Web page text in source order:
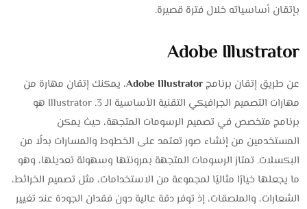
بإتقان أساسياته خلال فترة قصيرة.
Adobe Illustrator
عن طريق إتقان برنامجAdobe Illustrator، يمكنك إتقان مهارة من
مهارات التصميم الجرافيكي التقنية الأساسية الـ 3. Illustrator هو
برنامج متخصص في تصميم الرسومات المتجهة، حيث يمكن
المستخدمين من إنشاء صور تعتمد على الخطوط والمسارات بدلًا من
البكسلات. تمتاز الرسومات المتجهة بمرونتها وسهولة تعديلها، وهو
ما يجعلها خيارًا مثاليًا لمجموعة من الاستخدامات، مثل تصميم الخرائط،
الشعارات، والملصقات، إذ توفر دقة عالية دون فقدان الجودة عند تغيير